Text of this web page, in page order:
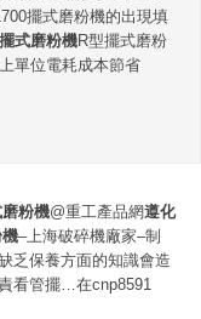
擺式磨粉機的出現填
式磨粉機R型擺式磨粉
單位電耗成本節省
粉機@重工產品網遵化
–上海破碎機廠家–制
乏保養方面的知識會造
看管擺…在cnp8591